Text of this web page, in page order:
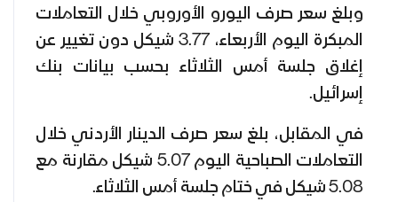
وبلغ سعر صرف اليورو الأوروبي خلال التعاملات
المبكرة اليوم الأربعاء، 3.77 شيكل دون تغيير عن
إغلاق جلسة أمس الثلاثاء بحسب بيانات بنك
إسرائيل.
في المقابل، بلغ سعر صرف الدينار الأردني خلال
التعاملات الصباحية اليوم 5.07 شيكل مقارنة مع
5.08 شيكل في ختام جلسة أمس الثلاثاء.